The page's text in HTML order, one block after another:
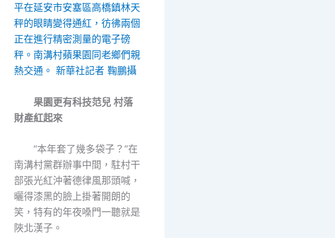
平在延安市安塞區高橋鎮林天
秤的眼睛變得通紅，彷彿兩個
正在進行精密測量的電子磅
秤。南溝村蘋果園同老鄉們親
熱交通。 新華社記者 鞠鵬攝
果園更有科技范兒 村落
財產紅起來
“本年套了幾多袋子？”在
南溝村黨群辦事中間，駐村干
部張光紅沖著德律風那頭喊，
曬得漆黑的臉上掛著開朗的
笑，特有的年夜嗓門一聽就是
陜北漢子。